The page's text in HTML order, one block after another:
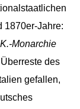
1870er-Jahre:
Monarchie
des
gefallen,